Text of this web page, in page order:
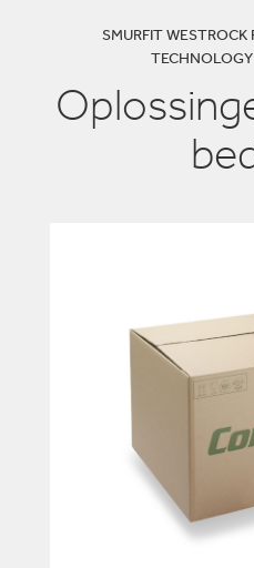
SMURFIT WESTROCK